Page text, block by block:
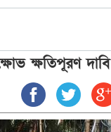
ক্ষতিপূরণ দাবি